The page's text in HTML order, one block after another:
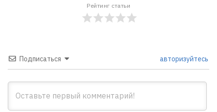
Рейтинг статьи
Подписаться авторизуйтесь